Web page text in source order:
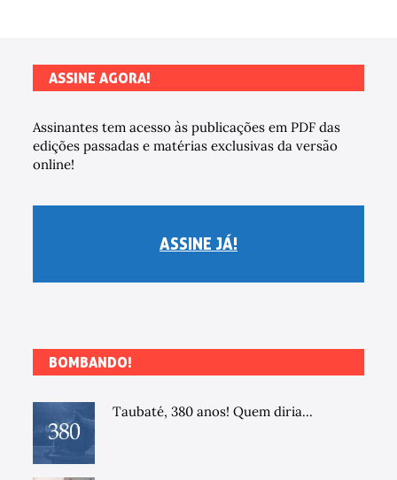
ASSINE AGORA!
Assinantes tem acesso às publicações em PDF das
edições passadas e matérias exclusivas da versão
online!
ASSINE JÁ!
BOMBANDO!
Taubaté, 380 anos! Quem diria...